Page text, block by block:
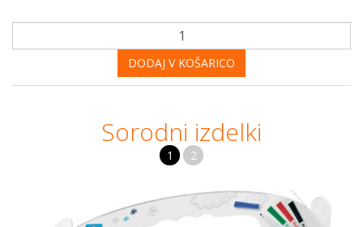
DODAJ V KOŠARICO
Sorodni izdelki
1 2